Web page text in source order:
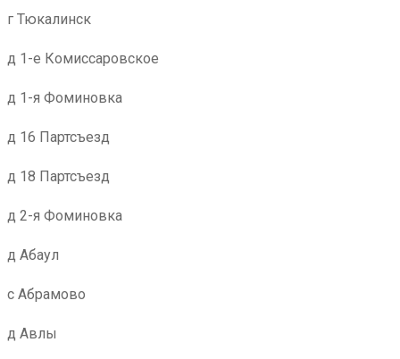
г Тюкалинск
д 1-е Комиссаровское
д 1-я Фоминовка
д 16 Партсъезд
д 18 Партсъезд
д 2-я Фоминовка
д Абаул
с Абрамово
д Авлы